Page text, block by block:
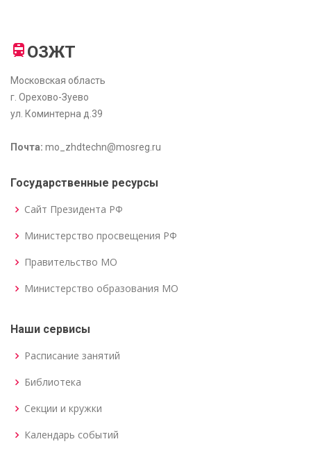
ОЗЖТ
Московская область
г. Орехово-Зуево
ул. Коминтерна д.39
Почта: mo_zhdtechn@mosreg.ru
Государственные ресурсы
Сайт Президента РФ
Министерство просвещения РФ
Правительство МО
Министерство образования МО
Наши сервисы
Расписание занятий
Библиотека
Секции и кружки
Календарь событий